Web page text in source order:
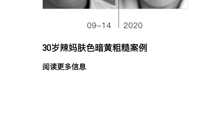
09-14 2020
30岁辣妈肤色暗黄粗糙案例
阅读更多信息